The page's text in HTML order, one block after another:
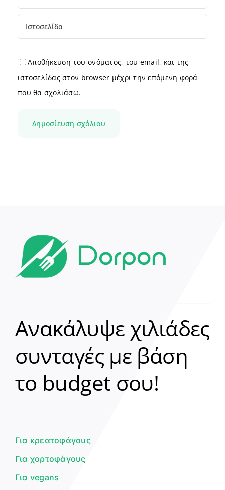
Αποθήκευση του ονόματος, του email, και της
ιστοσελίδας στον browser μέχρι την επόμενη φορά
που θα σχολιάσω.
Ανακάλυψε χιλιάδες
συνταγές με βάση
το budget σου!
Για κρεατοφάγους
Για χορτοφάγους
Για vegans